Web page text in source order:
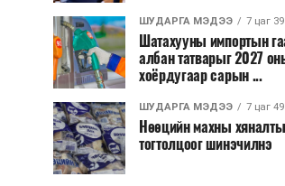
ШУДАРГА МЭДЭЭ 7 цаг
Шатахууны импортын
албан татварыг 2027
хоёрдугаар сарын ...
ШУДАРГА МЭДЭЭ 7 цаг
Нөөцийн махны
тогтолцоог шинэчилнэ